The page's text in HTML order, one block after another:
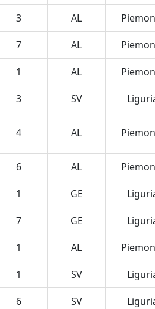
3 AL
7 AL
1 AL
3 SV
4 AL
6 AL
1 GE
7 GE
1 AL
1 SV
6 SV